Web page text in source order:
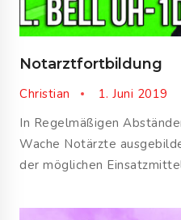
Notarztfortbildung
Christian
1. Juni 2019
In Regelmäßigen
Wache Notärzte
der möglichen